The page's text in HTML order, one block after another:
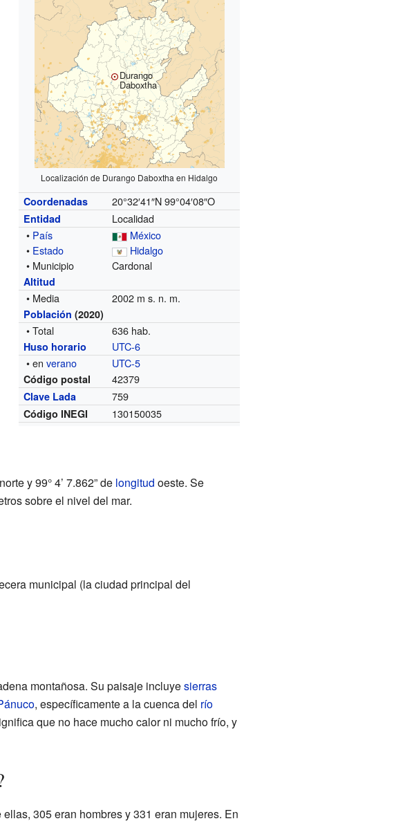
Durango
Daboxtha
Localización de Durango Daboxtha en Hidalgo
Coordenadas 20°32′41″N 99°04′08″O
Entidad
Localidad
• País
México
• Estado
Hidalgo
• Municipio
Cardonal
Altitud
• Media 2002 m s. n. m.
Población (2020)
• Total 636 hab.
Huso horario
UTC-6
• enverano UTC-5
Código postal 42379
Clave Lada 759
Código INEGI 130150035
norte y 99° 4’ 7.862” de longitud oeste. Se
sobre el nivel del mar.
municipal (la ciudad principal del
montañosa. Su paisaje incluyesierras
, específicamente a la cuenca del río
que no hace mucho calor ni mucho frío, y
305 eran hombres y 331 eran mujeres. En